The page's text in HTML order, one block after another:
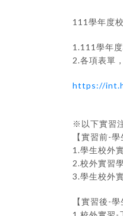
111學年度
1.111學年
2.各項表單
https://
※以下實習
【實習前-學
1.學生校外
2.校外實習
3.學生校外
【實習後-